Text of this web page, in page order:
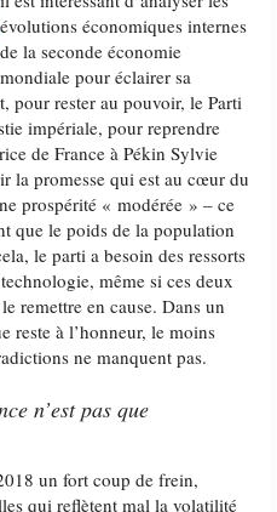
évolutions économiques internes
de la seconde économie
mondiale pour éclairer sa
pour rester au pouvoir, le Parti
impériale, pour reprendre
de France à Pékin Sylvie
la promesse qui est au cœur du
prospérité « modérée » – ce
que le poids de la population
le parti a besoin des ressorts
même si ces deux
remettre en cause. Dans un
reste à l’honneur, le moins
ne manquent pas.
n’est pas que
un fort coup de frein,
qui reflètent mal la volatilité